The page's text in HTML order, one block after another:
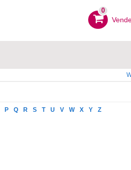
0
P Q R S T U V W X Y Z